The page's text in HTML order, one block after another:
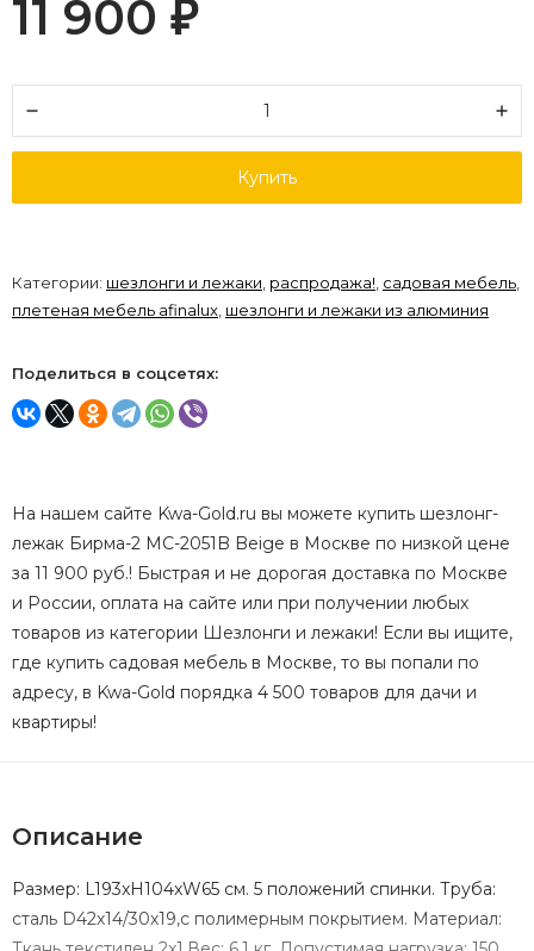
11 900 ₽
Купить
Категории: шезлонги и лежаки, распродажа!, садовая мебель,
плетеная мебель afinalux, шезлонги и лежаки из алюминия
Поделиться в соцсетях:
На нашем сайте Kwa-Gold.ru вы можете купить шезлонг-
лежак Бирма-2 MC-2051B Beige в Москве по низкой цене
за 11 900 руб.! Быстрая и не дорогая доставка по Москве
и России, оплата на сайте или при получении любых
товаров из категории Шезлонги и лежаки! Если вы ищите,
где купить садовая мебель в Москве, то вы попали по
адресу, в Kwa-Gold порядка 4 500 товаров для дачи и
квартиры!
Описание
Размер: L193xH104xW65 см. 5 положений спинки. Труба:
сталь D42х14/30х19,с полимерным покрытием. Материал: